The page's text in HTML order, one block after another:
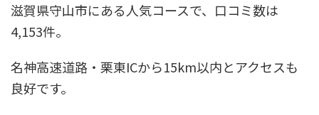
滋賀県守山市にある人気コースで、口コミ数は
4,153件。
名神高速道路・栗東ICから15km以内とアクセスも
良好です。